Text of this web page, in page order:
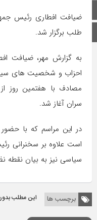
اینستاگرام
ضیافت افطاری رئیس
طلب برگزار شد.
به گزارش مهر، ضیافت
احزاب و شخصیت های
مصادف با هفتمین روز
سران آغاز شد.
سیاسی نیز به بیان نقطه
برچسب ها این مطلب